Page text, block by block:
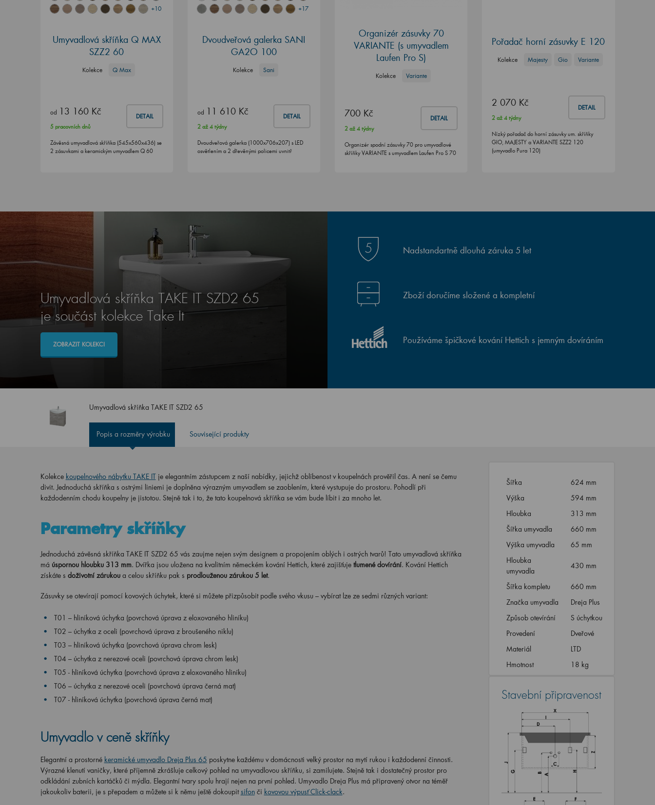
+10
Umyvadlová skříňka Q MAX
SZZ2 60
Kolekce Q Max
od 13 160 Kč DETAIL
5 pracovních dnů
Závěsná umyvadlová skříňka (545x560x436) se
2 zásuvkami a keramickým umyvadlem Q 60
+17
Dvoudveřová galerka SANI
GA2O 100
Kolekce Sani
od 11 610 Kč DETAIL
2 až 4 týdny
Dvoudveřová galerka (1000x706x207) s LED
osvětlením a 2 dřevěnými policemi uvnitř
Organizér zásuvky 70
VARIANTE (s umyvadlem
Laufen Pro S)
Kolekce Variante
700 Kč DETAIL
2 až 4 týdny
Organizér spodní zásuvky 70 pro umyvadlové
skříňky VARIANTE s umyvadlem Laufen Pro S 70
Pořadač horní zásuvky E 120
Kolekce Majesty Gio Variante
2 070 Kč DETAIL
2 až 4 týdny
Nízký pořadač do horní zásuvky um. skříňky
GIO, MAJESTY a VARIANTE SZZ2 120
(umyvadlo Pura 120)
Umyvadlová skříňka TAKE IT SZD2 65
je součást kolekce Take It
ZOBRAZIT KOLEKCI
Nadstandartně dlouhá záruka 5 let
Zboží doručíme složené a kompletní
Používáme špičkové kování Hettich s jemným dovíráním
Umyvadlová skříňka TAKE IT SZD2 65
Popis a rozměry výrobku Související produkty
Kolekce koupelnového nábytku TAKE IT je elegantním zástupcem z naší nabídky, jejichž oblíbenost v koupelnách prověřil čas. A není se čemu
divit. Jednoduchá skříňka s ostrými liniemi je doplněna výrazným umyvadlem se zaoblením, které vystupuje do prostoru. Pohodlí při
každodenním chodu koupelny je jistotou. Stejně tak i to, že tato koupelnová skříňka se vám bude líbit i za mnoho let.
Parametry skříňky
Jednoduchá závěsná skříňka TAKE IT SZD2 65 vás zaujme nejen svým designem a propojením oblých i ostrých tvarů! Tato umyvadlová skříňka
má úspornou hloubku 313 mm. Dvířka jsou uložena na kvalitním německém kování Hettich, které zajišťuje tlumené dovírání. Kování Hettich
získáte s doživotní zárukoua celou skříňku pak s prodlouženou zárukou 5 let.
Zásuvky se otevírají pomocí kovových úchytek, které si můžete přizpůsobit podle svého vkusu – vybírat lze ze sedmi různých variant:
T01 – hliníková úchytka (povrchová úprava z eloxovaného hliníku)
T02 – úchytka z oceli (povrchová úprava z broušeného niklu)
T03 – hliníková úchytka (povrchová úprava chrom lesk)
T04 – úchytka z nerezové oceli (povrchová úprava chrom lesk)
T05 - hliníková úchytka (povrchová úprava z eloxovaného hliníku)
T06 – úchytka z nerezové oceli (povrchová úprava černá mat)
T07 - hliníková úchytka (povrchová úprava černá mat)
Umyvadlo v ceně skříňky
Elegantní a prostorné keramické umyvadlo Dreja Plus 65 poskytne každému v domácnosti velký prostor na mytí rukou i každodenní činnosti.
Výrazné klenutí vaničky, které příjemně zkrášluje celkový pohled na umyvadlovou skříňku, si zamilujete. Stejně tak i dostatečný prostor pro
odkládání zubních kartáčků či mýdla. Elegantní tvary spolu hrají nejen na první pohled. Umyvadlo Dreja Plus má připravený otvor na téměř
jakoukoliv baterii, je s přepadem a můžete si k němu ještě dokoupit sifon či kovovou výpusť Click-clack.
Šířka
624 mm
Výška
594 mm
Hloubka
313 mm
Šířka umyvadla
660 mm
Výška umyvadla
65 mm
Hloubka
umyvadla
430 mm
Šířka kompletu
660 mm
Značka umyvadla
Dreja Plus
Způsob otevírání
S úchytkou
Provedení
Dveřové
Materiál
LTD
Hmotnost
18 kg
Stavební připravenost